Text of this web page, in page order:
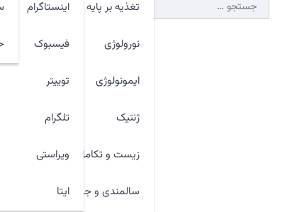
تغذیه بر پایه شواهد
نورولوژی
ایمونولوژی
ژنتیک
زیست و تکامل
سالمندی و جوان سازی
اینستاگرام
فیسبوک
توییتر
تلگرام
ویراستی
ایتا
برای: